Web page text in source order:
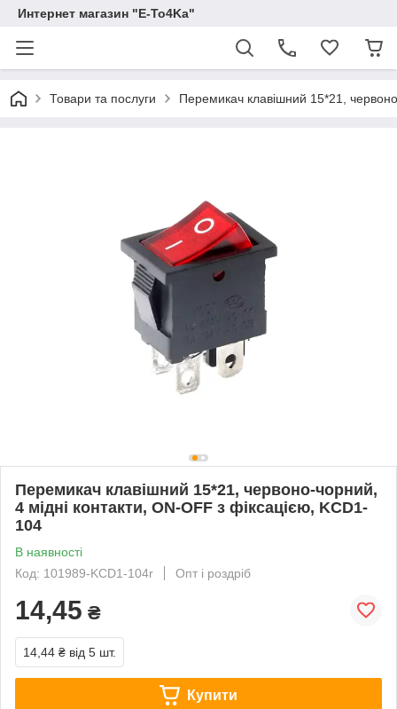
Интернет магазин "E-To4Ka"
Товари та послуги Перемикач клавішний 15*21,
Перемикач клавішний 15*21, червоно-чорний,
4 мідні контакти, ON-OFF з фіксацією, KCD1-
104
В наявності
Код: 101989-KCD1-104r
Опт і роздріб
14,45 ₴
14,44 ₴ від 5 шт.
Купити